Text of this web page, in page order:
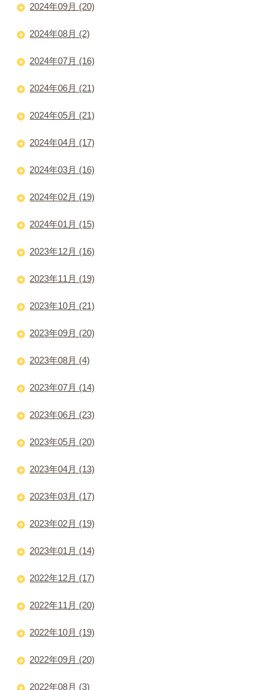
2024年09月 (20)
2024年08月 (2)
2024年07月 (16)
2024年06月 (21)
2024年05月 (21)
2024年04月 (17)
2024年03月 (16)
2024年02月 (19)
2024年01月 (15)
2023年12月 (16)
2023年11月 (19)
2023年10月 (21)
2023年09月 (20)
2023年08月 (4)
2023年07月 (14)
2023年06月 (23)
2023年05月 (20)
2023年04月 (13)
2023年03月 (17)
2023年02月 (19)
2023年01月 (14)
2022年12月 (17)
2022年11月 (20)
2022年10月 (19)
2022年09月 (20)
2022年08月 (3)